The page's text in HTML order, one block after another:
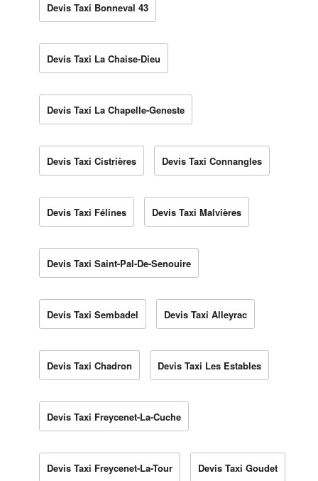
Devis Taxi Bonneval 43
Devis Taxi La Chaise-Dieu
Devis Taxi La Chapelle-Geneste
Devis Taxi Cistrières Devis Taxi Connangles
Devis Taxi Félines Devis Taxi Malvières
Devis Taxi Saint-Pal-De-Senouire
Devis Taxi Sembadel Devis Taxi Alleyrac
Devis Taxi Chadron Devis Taxi Les Estables
Devis Taxi Freycenet-La-Cuche
Devis Taxi Freycenet-La-Tour Devis Taxi Goudet